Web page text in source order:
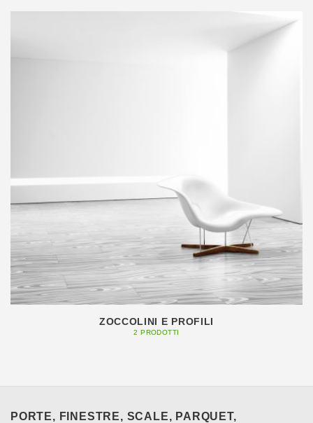
ZOCCOLINI E PROFILI
2 PRODOTTI
PORTE, FINESTRE, SCALE, PARQUET,